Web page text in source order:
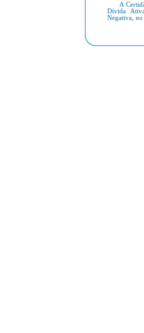
A
Dívida
Negativa, no